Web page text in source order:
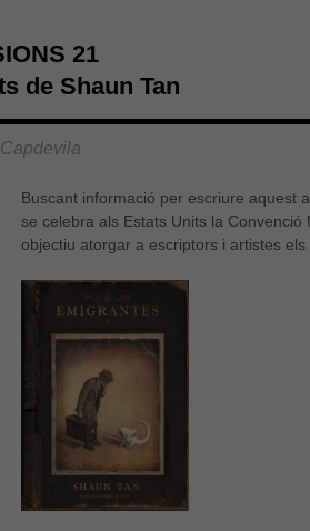
21
de Shaun Tan
Buscant informació per escriure aquest
se celebra als Estats Units la
objectiu atorgar a escriptors i artistes els